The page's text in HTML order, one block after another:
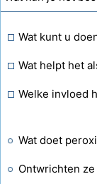
Wat helpt het
Welke invloed
Wat doet